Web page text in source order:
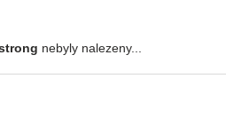
nebyly nalezeny...